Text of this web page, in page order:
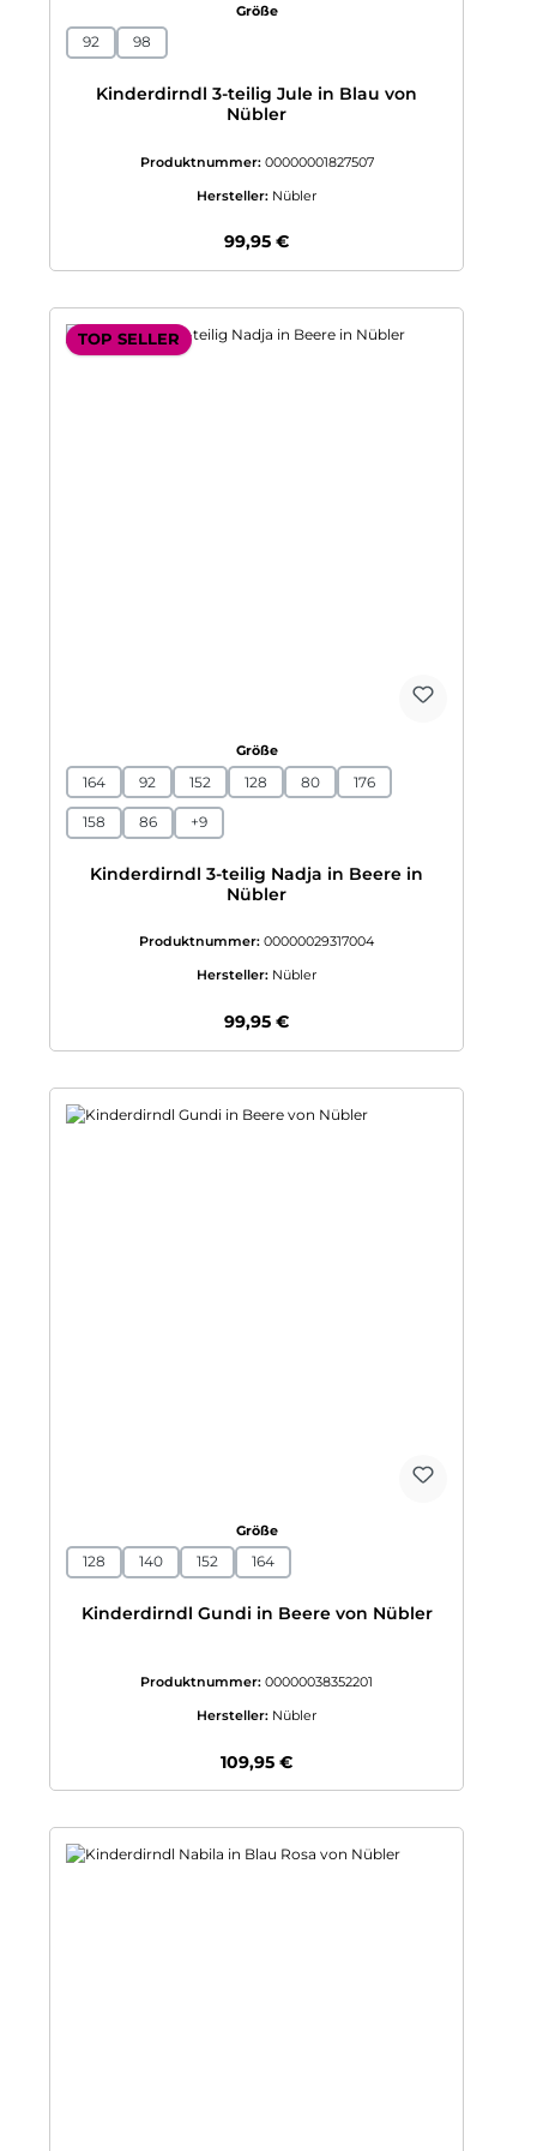
Größeauswählen
92 98
Kinderdirndl 3-teilig Jule in Blau von
Nübler
Produktnummer: 00000001827507
Hersteller: Nübler
Regulärer Preis:
99,95 €
TOP SELLER
Größeauswählen
164 92 152 128 80 176
158 86 +9
Kinderdirndl 3-teilig Nadja in Beere in
Nübler
Produktnummer: 00000029317004
Hersteller: Nübler
Regulärer Preis:
99,95 €
Größeauswählen
128 140 152 164
Kinderdirndl Gundi in Beere von Nübler
Produktnummer: 00000038352201
Hersteller: Nübler
Regulärer Preis:
109,95 €